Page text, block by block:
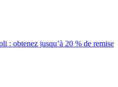
: obtenez jusqu’à 20 % de remise